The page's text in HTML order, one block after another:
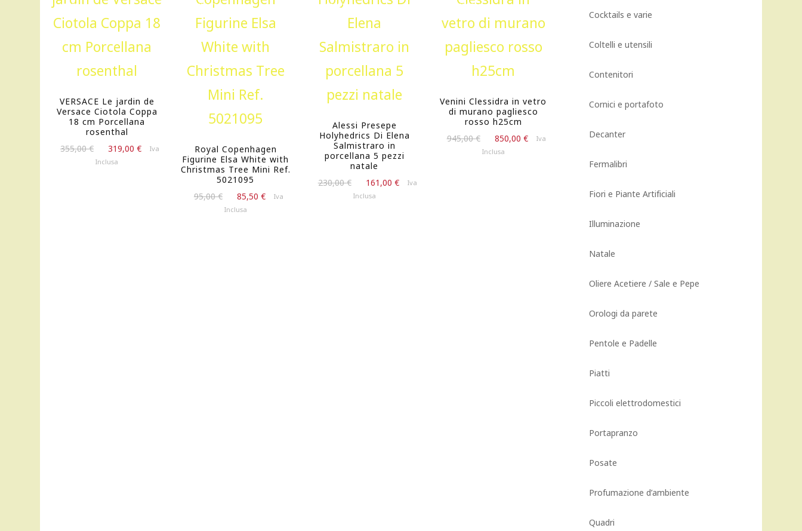
Rodolfo
Dordoni
quantità
OFFERTA!
VERSACE Le jardin de
Versace Ciotola Coppa
18 cm Porcellana
rosenthal
355,00€
prezzo
319,00€
IlIva
Inclusa
OFFERTA!
Royal Copenhagen
Figurine Elsa White with
Christmas Tree Mini Ref.
5021095
95,00€
prezzo
85,50 €
IlIva
Inclusa
OFFERTA!
Alessi Presepe
Holyhedrics Di Elena
Salmistraro in
porcellana 5 pezzi
natale
230,00€
prezzo
161,00 €
IlIva
Inclusa
OFFERTA!
Venini Clessidra in vetro
di murano pagliesco
rosso h25cm
945,00€
prezzo
850,00 €
IlIva
Inclusa
Cocktails e varie
Coltelli e utensili
Contenitori
Cornici e portafoto
Decanter
Fermalibri
Fiori e Piante Artificiali
Illuminazione
Natale
Oliere Acetiere / Sale e Pepe
Orologi da parete
Pentole e Padelle
Piatti
Piccoli elettrodomestici
Portapranzo
Posate
Profumazione d’ambiente
Quadri